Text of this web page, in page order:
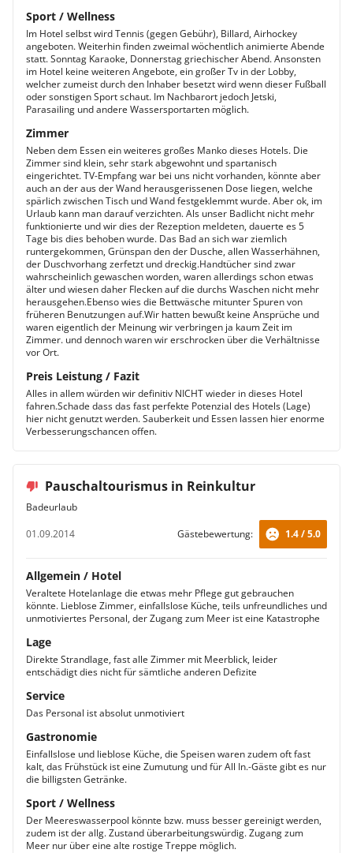
Sport / Wellness
Im Hotel selbst wird Tennis (gegen Gebühr), Billard, Airhockey
angeboten. Weiterhin finden zweimal wöchentlich animierte Abende
statt. Sonntag Karaoke, Donnerstag griechischer Abend. Ansonsten
im Hotel keine weiteren Angebote, ein großer Tv in der Lobby,
welcher zumeist durch den Inhaber besetzt wird wenn dieser Fußball
oder sonstigen Sport schaut. Im Nachbarort jedoch Jetski,
Parasailing und andere Wassersportarten möglich.
Zimmer
Neben dem Essen ein weiteres großes Manko dieses Hotels. Die
Zimmer sind klein, sehr stark abgewohnt und spartanisch
eingerichtet. TV-Empfang war bei uns nicht vorhanden, könnte aber
auch an der aus der Wand herausgerissenen Dose liegen, welche
spärlich zwischen Tisch und Wand festgeklemmt wurde. Aber ok, im
Urlaub kann man darauf verzichten. Als unser Badlicht nicht mehr
funktionierte und wir dies der Rezeption meldeten, dauerte es 5
Tage bis dies behoben wurde. Das Bad an sich war ziemlich
runtergekommen, Grünspan den der Dusche, allen Wasserhähnen,
der Duschvorhang zerfetzt und dreckig.Handtücher sind zwar
wahrscheinlich gewaschen worden, waren allerdings schon etwas
älter und wiesen daher Flecken auf die durchs Waschen nicht mehr
herausgehen.Ebenso wies die Bettwäsche mitunter Spuren von
früheren Benutzungen auf.Wir hatten bewußt keine Ansprüche und
waren eigentlich der Meinung wir verbringen ja kaum Zeit im
Zimmer. und dennoch waren wir erschrocken über die Verhältnisse
vor Ort.
Preis Leistung / Fazit
Alles in allem würden wir definitiv NICHT wieder in dieses Hotel
fahren.Schade dass das fast perfekte Potenzial des Hotels (Lage)
hier nicht genutzt werden. Sauberkeit und Essen lassen hier enorme
Verbesserungschancen offen.
Pauschaltourismus in Reinkultur
Badeurlaub
01.09.2014
Gästebewertung: 1.4 / 5.0
Allgemein / Hotel
Veraltete Hotelanlage die etwas mehr Pflege gut gebrauchen
könnte. Lieblose Zimmer, einfallslose Küche, teils unfreundliches und
unmotiviertes Personal, der Zugang zum Meer ist eine Katastrophe
Lage
Direkte Strandlage, fast alle Zimmer mit Meerblick, leider
entschädigt dies nicht für sämtliche anderen Defizite
Service
Das Personal ist absolut unmotiviert
Gastronomie
Einfallslose und lieblose Küche, die Speisen waren zudem oft fast
kalt, das Frühstück ist eine Zumutung und für All In.-Gäste gibt es nur
die billigsten Getränke.
Sport / Wellness
Der Meereswasserpool könnte bzw. muss besser gereinigt werden,
zudem ist der allg. Zustand überarbeitungswürdig. Zugang zum
Meer nur über eine alte rostige Treppe möglich.